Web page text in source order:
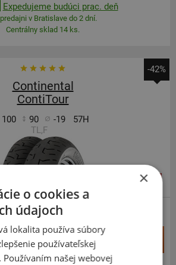
Expedujeme budúci prac. deň
v Bratislave do 2 dní.
Centrálny sklad 14 ks.
-42%
Continental
ContiTour
100 90 -19
57H
TL,F
PREDNÁ
+
–
×
o cookies a
údajoch
lokalita používa súbory
používateľskej
Používaním našej webovej